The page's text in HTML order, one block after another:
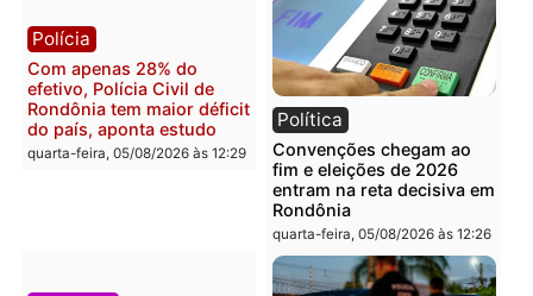
quarta-feira, 05/08/2026 às 12:42
quarta-feira, 05/08/2026 às
Política
Justiça Eleitoral manda
retirar propaganda de
Fúria após convenção